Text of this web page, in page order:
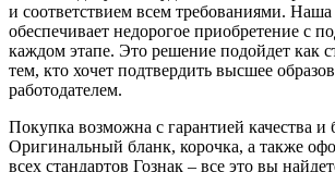
и соответствием всем требованиями.
обеспечивает недорогое приобретение с
каждом этапе. Это решение подойдет как
тем, кто хочет подтвердить высшее
работодателем.
Покупка возможна с гарантией качества и
Оригинальный бланк, корочка, а также
всех стандартов Гознак – все это вы